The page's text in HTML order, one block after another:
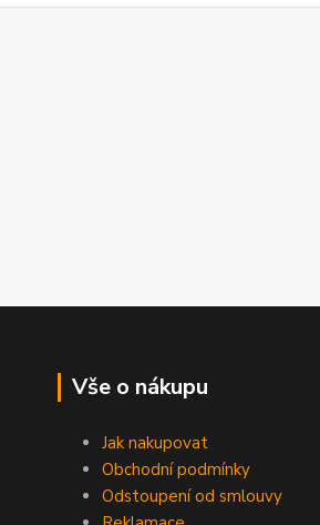
Vše o nákupu
Jak nakupovat
Obchodní podmínky
Odstoupení od smlouvy